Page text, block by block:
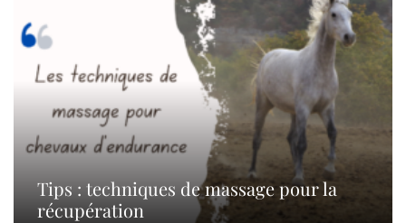
Tips : techniques de massage pour la
récupération